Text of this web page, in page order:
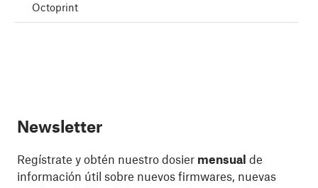
Octoprint
Newsletter
Regístrate y obtén nuestro dosier mensual de
información útil sobre nuevos firmwares, nuevas